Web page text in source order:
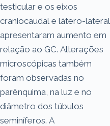
testicular e os eixos
craniocaudal e látero-lateral
apresentaram aumento em
relação ao GC. Alterações
microscópicas também
foram observadas no
parênquima, na luz e no
diâmetro dos túbulos
seminíferos. A